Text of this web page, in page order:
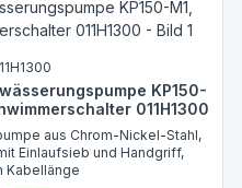
KP150-
011H1300
aus Chrom-Nickel-Stahl,
Einlaufsieb und Handgriff,
Kabellänge